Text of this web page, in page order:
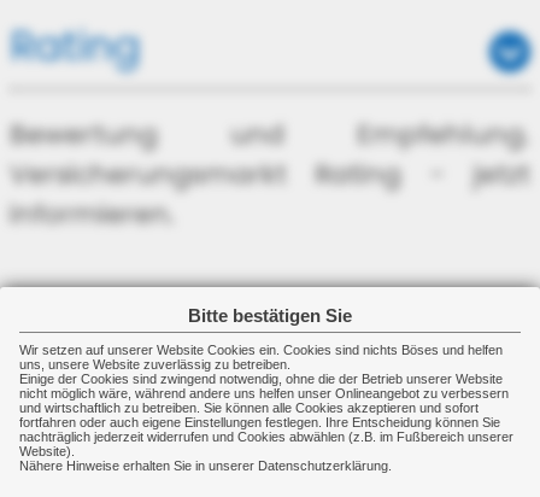
Bitte bestätigen Sie
Wir setzen auf unserer Website Cookies ein. Cookies sind nichts Böses und helfen
uns, unsere Website zuverlässig zu betreiben.
Einige der Cookies sind zwingend notwendig, ohne die der Betrieb unserer Website
nicht möglich wäre, während andere uns helfen unser Onlineangebot zu verbessern
und wirtschaftlich zu betreiben. Sie können alle Cookies akzeptieren und sofort
fortfahren oder auch eigene Einstellungen festlegen. Ihre Entscheidung können Sie
nachträglich jederzeit widerrufen und Cookies abwählen (z.B. im Fußbereich unserer
Website).
Nähere Hinweise erhalten Sie in unserer Datenschutzerklärung.
Rating
Bewertung und Empfehlung.
Versicherungsmarkt Rating - jetzt
informieren.
Risikoanalyse
Wir analysieren Risiken von
unterschiedlichen Sachverhalten.